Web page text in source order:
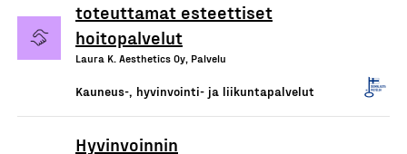
toteuttamat esteettiset
hoitopalvelut
Laura K. Aesthetics Oy, Palvelu
Kauneus-, hyvinvointi- ja liikuntapalvelut
Hyvinvoinnin